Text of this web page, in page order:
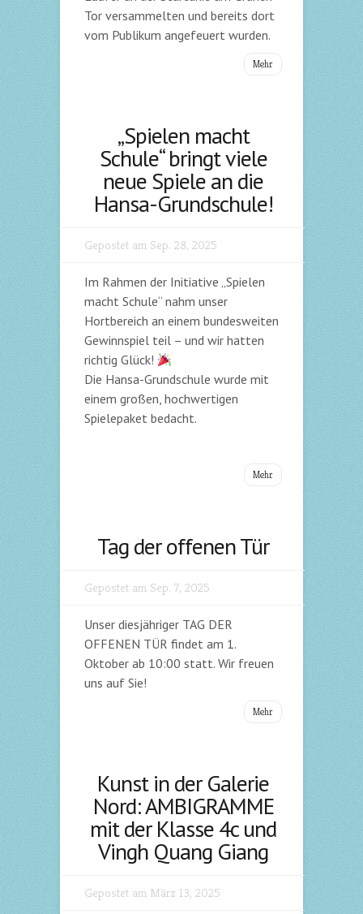
Tor versammelten und bereits dort
vom Publikum angefeuert wurden.
Mehr
„Spielen macht
Schule“ bringt viele
neue Spiele an die
Hansa-Grundschule!
Gepostet am Sep. 28, 2025
Im Rahmen der Initiative „Spielen
macht Schule“ nahm unser
Hortbereich an einem bundesweiten
Gewinnspiel teil – und wir hatten
richtig Glück!
Die Hansa-Grundschule wurde mit
einem großen, hochwertigen
Spielepaket bedacht.
Mehr
Tag der offenen Tür
Gepostet am Sep. 7, 2025
Unser diesjähriger TAG DER
OFFENEN TÜR findet am 1.
Oktober ab 10:00 statt. Wir freuen
uns auf Sie!
Mehr
Kunst in der Galerie
Nord: AMBIGRAMME
mit der Klasse 4c und
Vingh Quang Giang
Gepostet am März 13, 2025